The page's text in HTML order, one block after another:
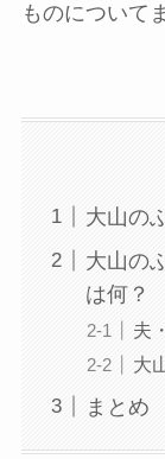
ものについて
大山の
大山の
は何？
夫
大
まとめ